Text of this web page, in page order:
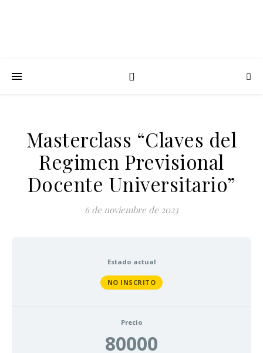
Masterclass “Claves del
Regimen Previsional
Docente Universitario”
6 de noviembre de 2023
Estado actual
NO INSCRITO
Precio
80000